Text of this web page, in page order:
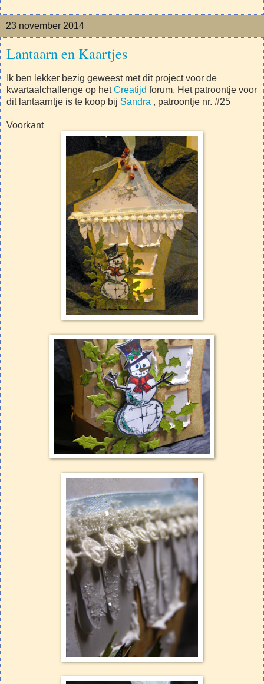
23 november 2014
Lantaarn en Kaartjes
Ik ben lekker bezig geweest met dit project voor de
kwartaalchallenge op hetCreatijd forum. Het patroontje voor
dit lantaarntje is te koop bij Sandra , patroontje nr. #25
Voorkant